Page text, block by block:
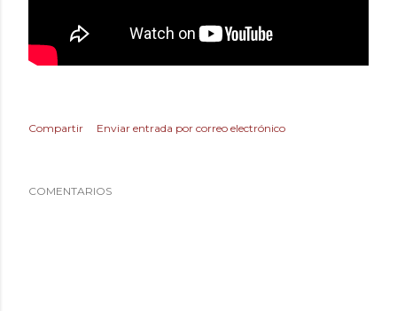
Compartir Enviar entrada por correo electrónico
COMENTARIOS